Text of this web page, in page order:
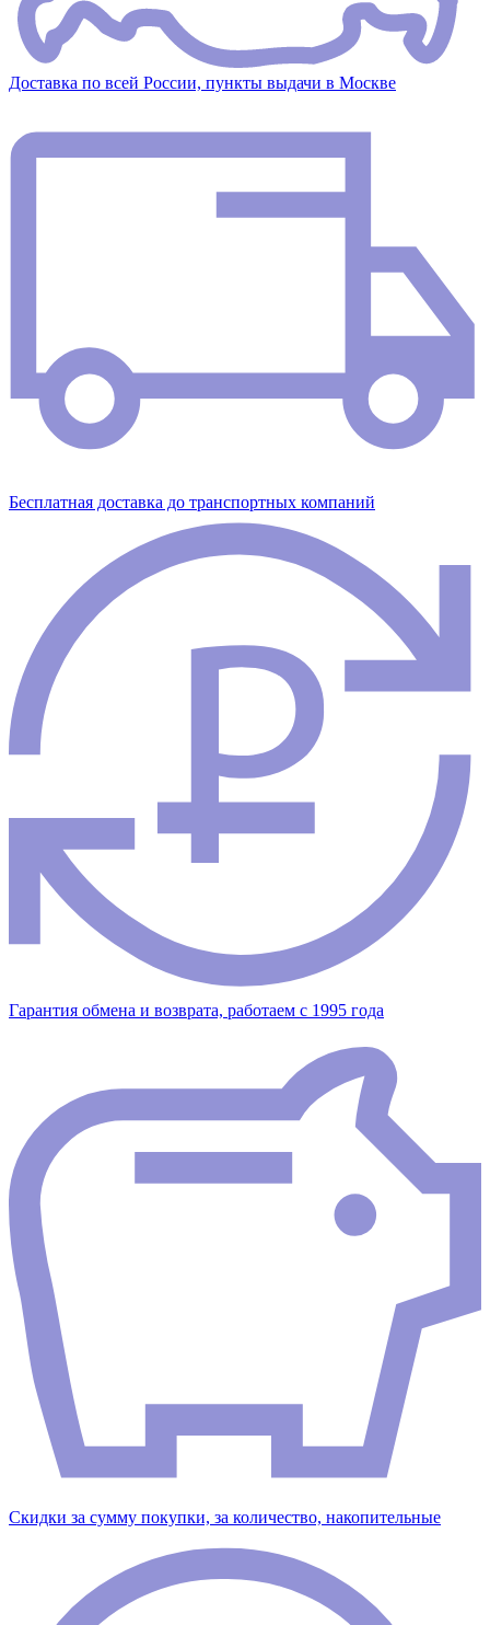
Доставка по всей России, пункты выдачи в Москве
Бесплатная доставка до транспортных компаний
Гарантия обмена и возврата, работаем с 1995 года
Скидки за сумму покупки, за количество, накопительные